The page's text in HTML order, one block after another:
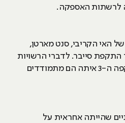
לרשתות האספקה.
האי הקריבי, סנט מארטן,
סייבר. לדברי הרשויות
המקומיות, זו הייתה המתקפה ה-3 איתה הם מתמודדים
שהייתה אחראית על